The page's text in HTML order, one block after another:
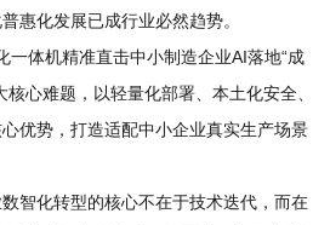
惠化发展已成行业必然趋势。
一体机精准直击中小制造企业AI落地“成
心难题，以轻量化部署、本土化安全、
优势，打造适配中小企业真实生产场景
智化转型的核心不在于技术迭代，而在